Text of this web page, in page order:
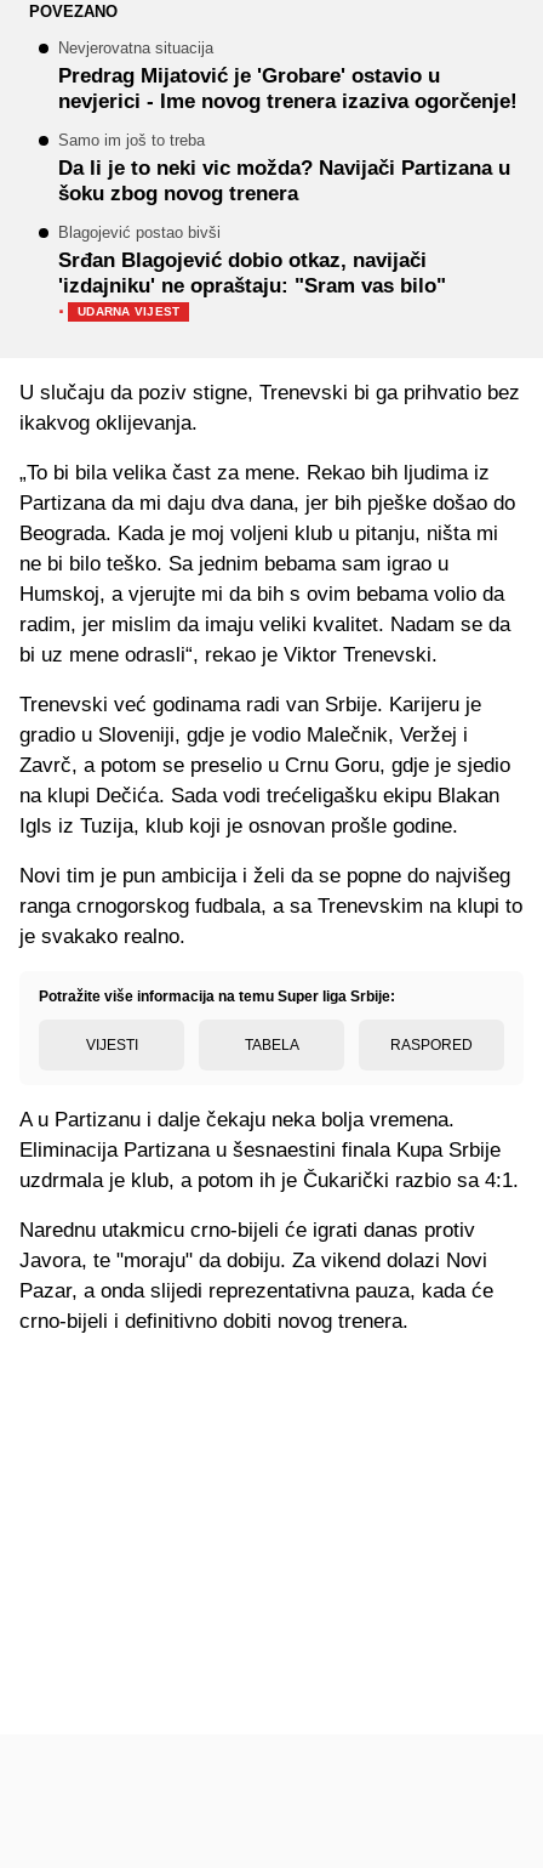
POVEZANO
Nevjerovatna situacija
Predrag Mijatović je 'Grobare' ostavio u
nevjerici - Ime novog trenera izaziva ogorčenje!
Samo im još to treba
Da li je to neki vic možda? Navijači Partizana u
šoku zbog novog trenera
Blagojević postao bivši
Srđan Blagojević dobio otkaz, navijači
'izdajniku' ne opraštaju: "Sram vas bilo"
· UDARNA VIJEST
U slučaju da poziv stigne, Trenevski bi ga prihvatio bez
ikakvog oklijevanja.
„To bi bila velika čast za mene. Rekao bih ljudima iz
Partizana da mi daju dva dana, jer bih pješke došao do
Beograda. Kada je moj voljeni klub u pitanju, ništa mi
ne bi bilo teško. Sa jednim bebama sam igrao u
Humskoj, a vjerujte mi da bih s ovim bebama volio da
radim, jer mislim da imaju veliki kvalitet. Nadam se da
bi uz mene odrasli“, rekao je Viktor Trenevski.
Trenevski već godinama radi van Srbije. Karijeru je
gradio u Sloveniji, gdje je vodio Malečnik, Veržej i
Zavrč, a potom se preselio u Crnu Goru, gdje je sjedio
na klupi Dečića. Sada vodi trećeligašku ekipu Blakan
Igls iz Tuzija, klub koji je osnovan prošle godine.
Novi tim je pun ambicija i želi da se popne do najvišeg
ranga crnogorskog fudbala, a sa Trenevskim na klupi to
je svakako realno.
Potražite više informacija na temu Super liga Srbije:
VIJESTI TABELA RASPORED
A u Partizanu i dalje čekaju neka bolja vremena.
Eliminacija Partizana u šesnaestini finala Kupa Srbije
uzdrmala je klub, a potom ih je Čukarički razbio sa 4:1.
Narednu utakmicu crno-bijeli će igrati danas protiv
Javora, te "moraju" da dobiju. Za vikend dolazi Novi
Pazar, a onda slijedi reprezentativna pauza, kada će
crno-bijeli i definitivno dobiti novog trenera.